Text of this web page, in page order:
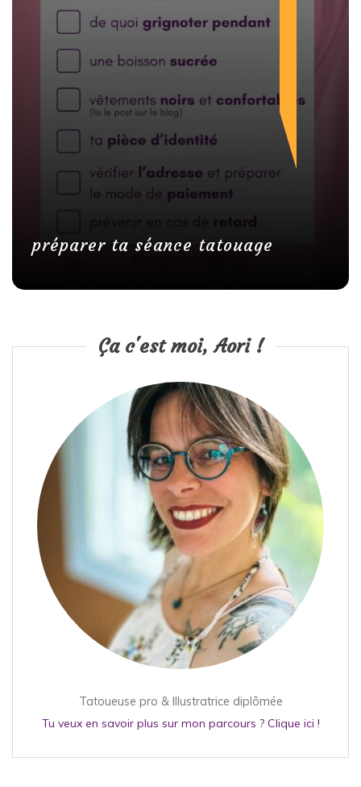
préparer ta séance tatouage
Ça c'est moi, Aori !
Tatoueuse pro & Illustratrice diplômée
Tu veux en savoir plus sur mon parcours ? Clique ici !